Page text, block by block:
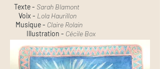
Texte - Sarah Blamont
Voix - Lola Haurillon
Musique - Claire Rolain
Illustration - Cécile Box